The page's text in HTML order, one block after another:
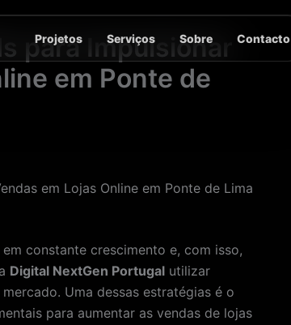
Projetos Serviços Sobre Contacto
para Impulsionar
em Ponte de
em Lojas Online em Ponte de Lima
constante crescimento e, com isso,
Digital NextGen Portugal utilizar
Uma dessas estratégias é o
para aumentar as vendas de lojas